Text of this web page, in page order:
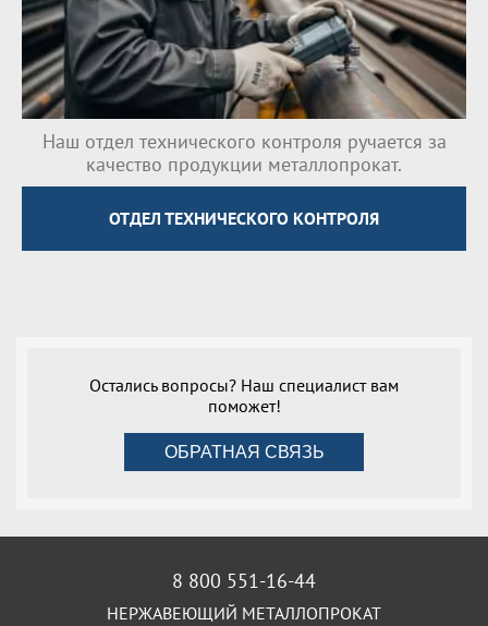
Наш отдел технического контроля ручается за
качество продукции металлопрокат.
ОТДЕЛ ТЕХНИЧЕСКОГО КОНТРОЛЯ
Остались вопросы? Наш специалист вам
поможет!
ОБРАТНАЯ СВЯЗЬ
8 800 551-16-44
НЕРЖАВЕЮЩИЙ МЕТАЛЛОПРОКАТ